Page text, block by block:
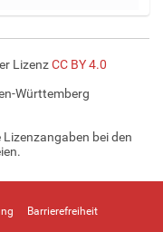
LizenzCC BY 4.0
Württemberg
bei den
Barrierefreiheit